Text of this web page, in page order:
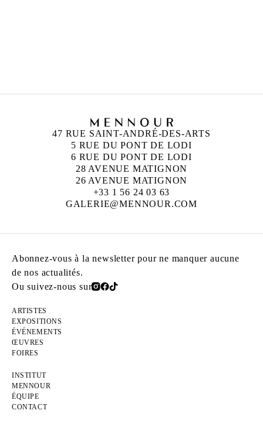
47 RUE SAINT-ANDRÉ-DES-ARTS
5 RUE DU PONT DE LODI
6 RUE DU PONT DE LODI
28 AVENUE MATIGNON
26 AVENUE MATIGNON
+33 1 56 24 03 63
GALERIE@MENNOUR.COM
Abonnez-vous à la newsletter pour ne manquer aucune
de nos actualités.
Ou suivez-nous sur
ARTISTES
EXPOSITIONS
ÉVÉNEMENTS
ŒUVRES
FOIRES
INSTITUT
MENNOUR
ÉQUIPE
CONTACT